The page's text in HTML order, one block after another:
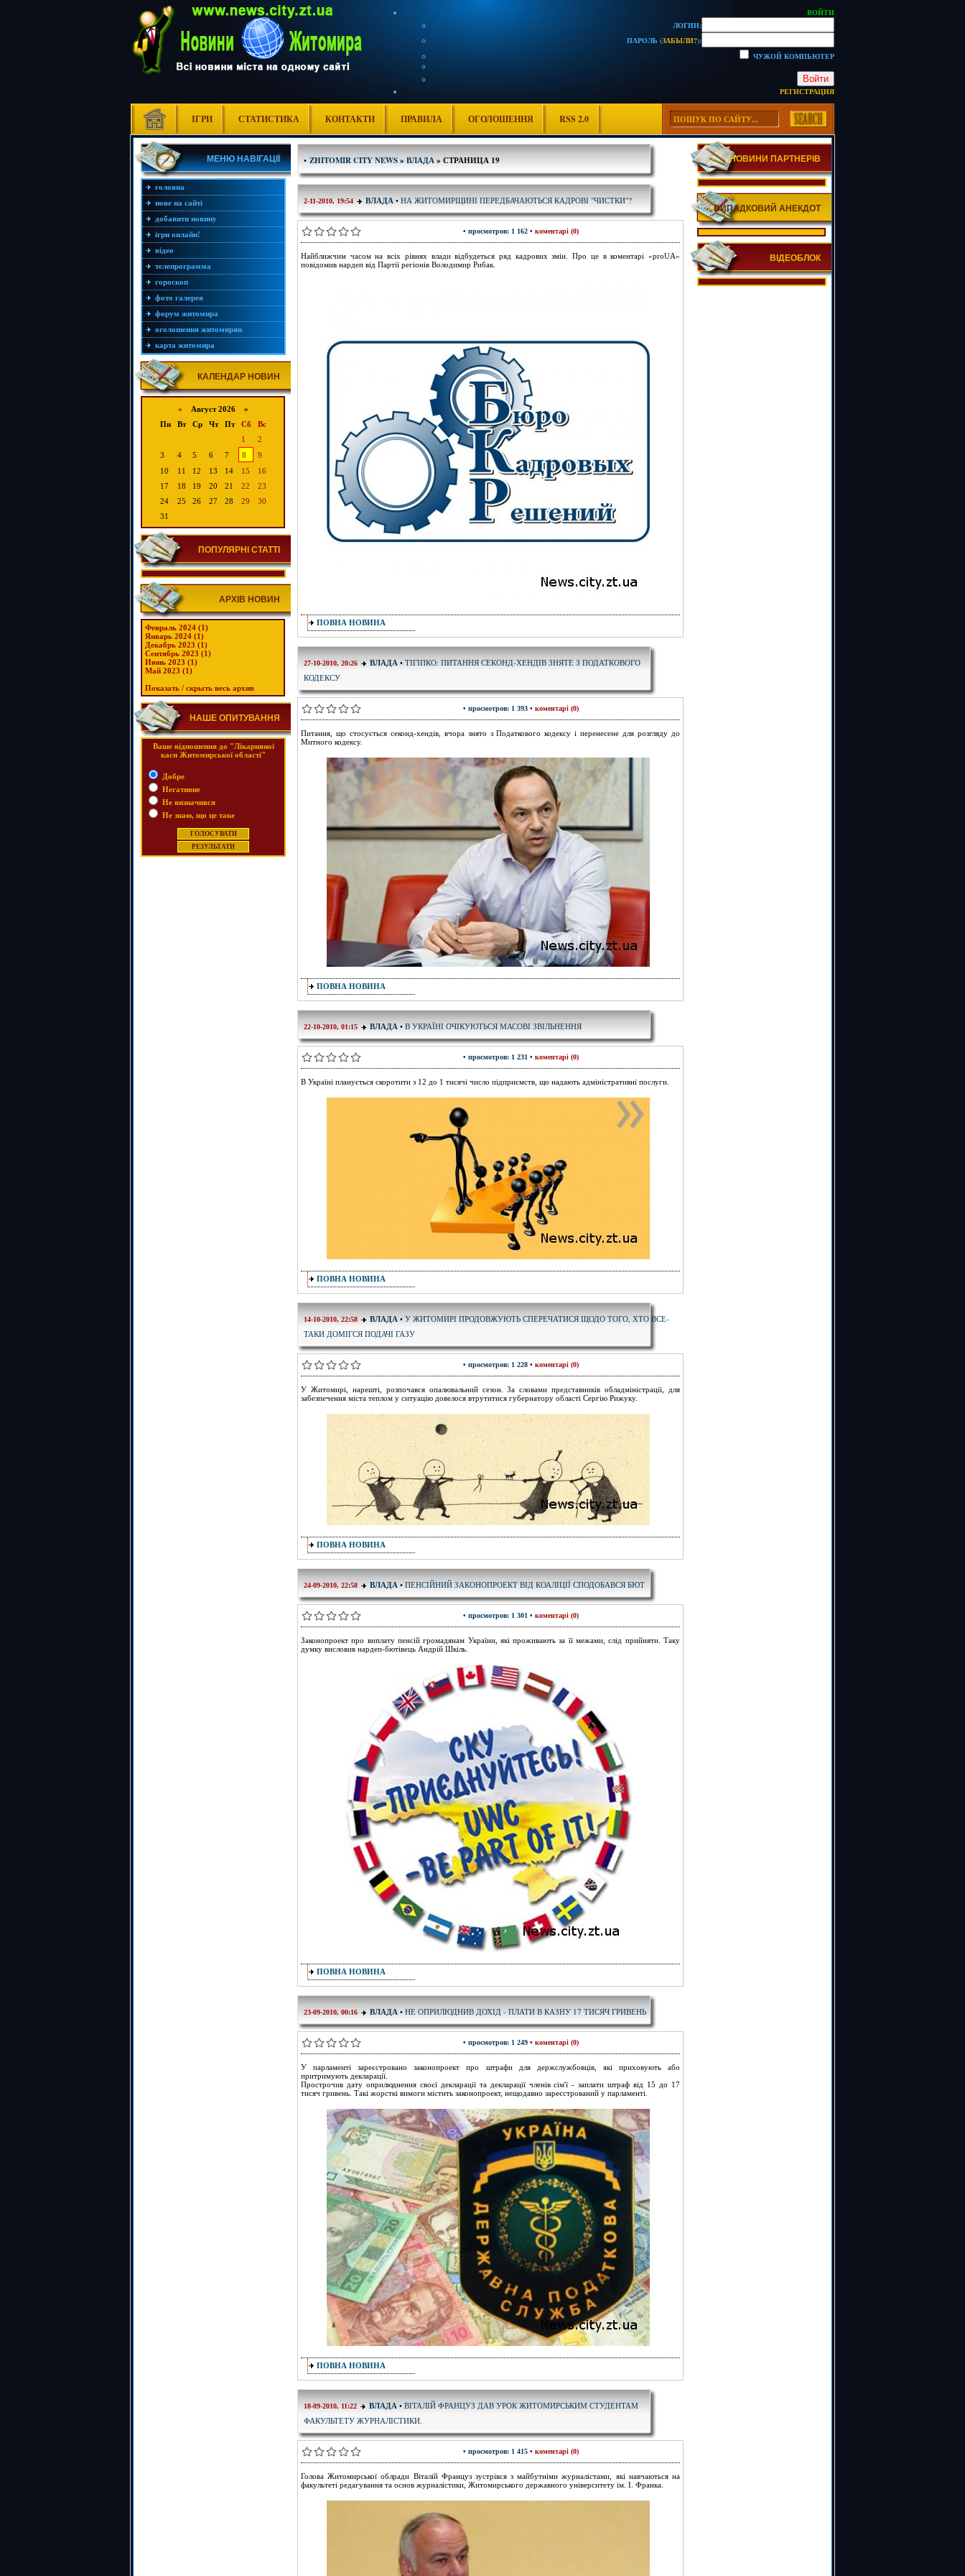
ВОЙТИ
ЛОГИН:
ПАРОЛЬ (ЗАБЫЛИ?):
ЧУЖОЙ КОМПЬЮТЕР
Войти
РЕГИСТРАЦИЯ
ІГРИ СТАТИСТИКА КОНТАКТИ ПРАВИЛА ОГОЛОШЕННЯ RSS 2.0
МЕНЮ НАВІГАЦІЇ
головна
нове на сайті
добавити новину
ігри онлайн!
відео
телепрограмма
гороскоп
фото галерея
форум житомира
оголошення житомирян
карта житомира
КАЛЕНДАР НОВИН
« Август 2026 »
Пн
Вт Ср Чт Пт Сб
Вс
1
2
3
4 5 6 7 8
9
10
11 12 13 14 15
16
17
18 19 20 21 22
23
24
25 26 27 28 29
30
31
ПОПУЛЯРНІ СТАТТІ
АРХІВ НОВИН
Февраль 2024 (1)
Январь 2024 (1)
Декабрь 2023 (1)
Сентябрь 2023 (1)
Июнь 2023 (1)
Май 2023 (1)
Показать / скрыть весь архив
НАШЕ ОПИТУВАННЯ
Ваше відношення до "Лікарняної
каси Житомирської області"
Добре
Негативне
Не визначився
Не знаю, що це таке
• ZHITOMIR CITY NEWS» ВЛАДА» СТРАНИЦА 19
2-11-2010, 19:54 ВЛАДА • НА ЖИТОМИРЩИНІ ПЕРЕДБАЧАЮТЬСЯ КАДРОВІ "ЧИСТКИ"?
• просмотров: 1 162 • коментарі (0)
Найближчим часом на всіх рівнях влади відбудеться ряд кадрових змін. Про це в коментарі «proUA»
повідомив нардеп від Партії регіонів Володимир Рибак.
ПОВНА НОВИНА
27-10-2010, 20:26 ВЛАДА • ТІГІПКО: ПИТАННЯ СЕКОНД-ХЕНДІВ ЗНЯТЕ З ПОДАТКОВОГО
КОДЕКСУ
• просмотров: 1 393 • коментарі (0)
Питання, що стосується секонд-хендів, вчора знято з Податкового кодексу і перенесене для розгляду до
Митного кодексу.
ПОВНА НОВИНА
22-10-2010, 01:15 ВЛАДА • В УКРАЇНІ ОЧІКУЮТЬСЯ МАСОВІ ЗВІЛЬНЕННЯ
• просмотров: 1 231 • коментарі (0)
В Україні планується скоротити з 12 до 1 тисячі число підприємств, що надають адміністративні послуги.
ПОВНА НОВИНА
14-10-2010, 22:58 ВЛАДА • У ЖИТОМИРІ ПРОДОВЖУЮТЬ СПЕРЕЧАТИСЯ ЩОДО ТОГО, ХТО ВСЕ-
ТАКИ ДОМІГСЯ ПОДАЧІ ГАЗУ
• просмотров: 1 228 • коментарі (0)
У Житомирі, нарешті, розпочався опалювальний сезон. За словами представників обладміністрації, для
забезпечення міста теплом у ситуацію довелося втрутитися губернатору області Сергію Рижуку.
ПОВНА НОВИНА
24-09-2010, 22:58 ВЛАДА • ПЕНСІЙНИЙ ЗАКОНОПРОЕКТ ВІД КОАЛІЦІЇ СПОДОБАВСЯ БЮТ
• просмотров: 1 301 • коментарі (0)
Законопроект про виплату пенсій громадянам України, які проживають за її межами, слід прийняти. Таку
думку висловив нардеп-бютівець Андрій Шкіль.
ПОВНА НОВИНА
23-09-2010, 00:16 ВЛАДА • НЕ ОПРИЛЮДНИВ ДОХІД - ПЛАТИ В КАЗНУ 17 ТИСЯЧ ГРИВЕНЬ
• просмотров: 1 249 • коментарі (0)
У парламенті зареєстровано законопроект про штрафи для держслужбовців, які приховують або
притримують декларації.
Прострочив дату оприлюднення своєї декларації та декларації членів сім'ї - заплати штраф від 15 до 17
тисяч гривень. Такі жорсткі вимоги містить законопроект, нещодавно зареєстрований у парламенті.
ПОВНА НОВИНА
18-09-2010, 11:22 ВЛАДА • ВІТАЛІЙ ФРАНЦУЗ ДАВ УРОК ЖИТОМИРСЬКИМ СТУДЕНТАМ
ФАКУЛЬТЕТУ ЖУРНАЛІСТИКИ.
• просмотров: 1 415 • коментарі (0)
Голова Житомирської облради Віталій Француз зустрівся з майбутніми журналістами, які навчаються на
факультеті редагування та основ журналістики, Житомирського державного університету ім. І. Франка.
НОВИНИ ПАРТНЕРІВ
ВИПАДКОВИЙ АНЕКДОТ
ВІДЕОБЛОК